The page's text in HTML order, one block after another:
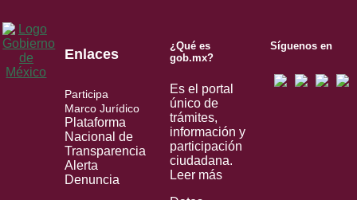
Enlaces
Participa
Marco Jurídico
Plataforma
Nacional de
Transparencia
Alerta
Denuncia
¿Qué es
gob.mx?
Es el portal
único de
trámites,
información y
participación
ciudadana.
Leer más
Síguenos en